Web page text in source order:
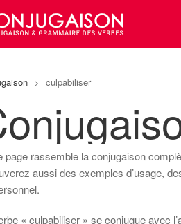
> culpabiliser
page rassemble la conjugaison
aussi des exemples d’usage,
« culpabiliser » se conjugue avec